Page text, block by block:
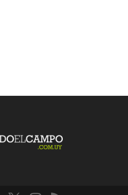
Twit
ter